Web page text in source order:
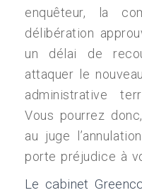
enquêteur, la
délibération
un délai de
attaquer le
administrative
Vous pourrez
au juge
porte préjudice à
Le cabinet